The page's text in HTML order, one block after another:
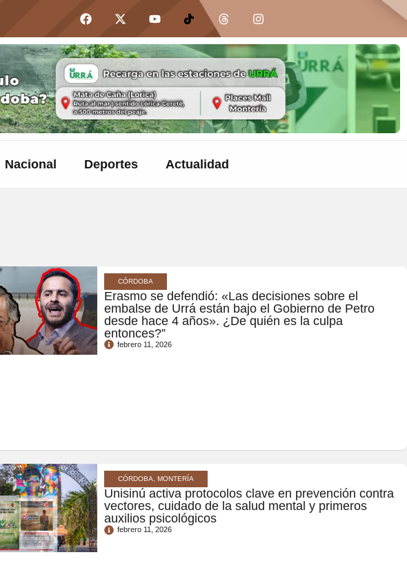
Nacional Deportes Actualidad
CÓRDOBA
Erasmo se defendió: «Las decisiones sobre el
embalse de Urrá están bajo el Gobierno de Petro
desde hace 4 años». ¿De quién es la culpa
entonces?”
febrero 11, 2026
CÓRDOBA, MONTERÍA
Unisinú activa protocolos clave en prevención contra
vectores, cuidado de la salud mental y primeros
auxilios psicológicos
febrero 11, 2026